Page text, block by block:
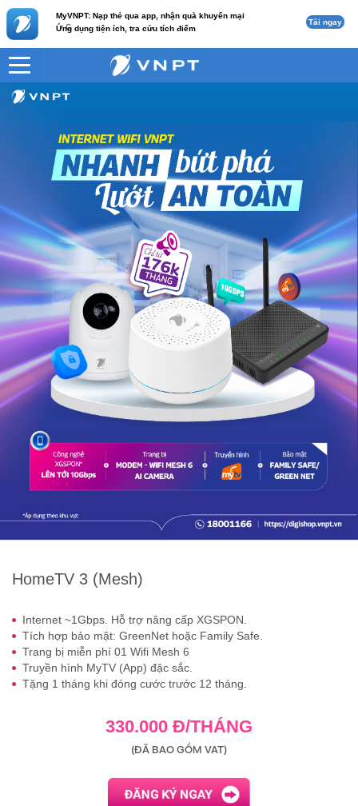
MyVNPT: Nạp thẻ qua app, nhận quà khuyến mại
Ứng dụng tiện ích, tra cứu tích điểm
c Tải ngay
VNPT HomeTV 3 (Mesh)
HomeTV 3 (Mesh)
Internet ~1Gbps. Hỗ trợ nâng cấp XGSPON.
Tích hợp bảo mật: GreenNet hoặc Family Safe.
Trang bị miễn phí 01 Wifi Mesh 6
Truyền hình MyTV (App) đặc sắc.
Tặng 1 tháng khi đóng cước trước 12 tháng.
330.000 Đ/THÁNG
(ĐÃ BAO GỒM VAT)